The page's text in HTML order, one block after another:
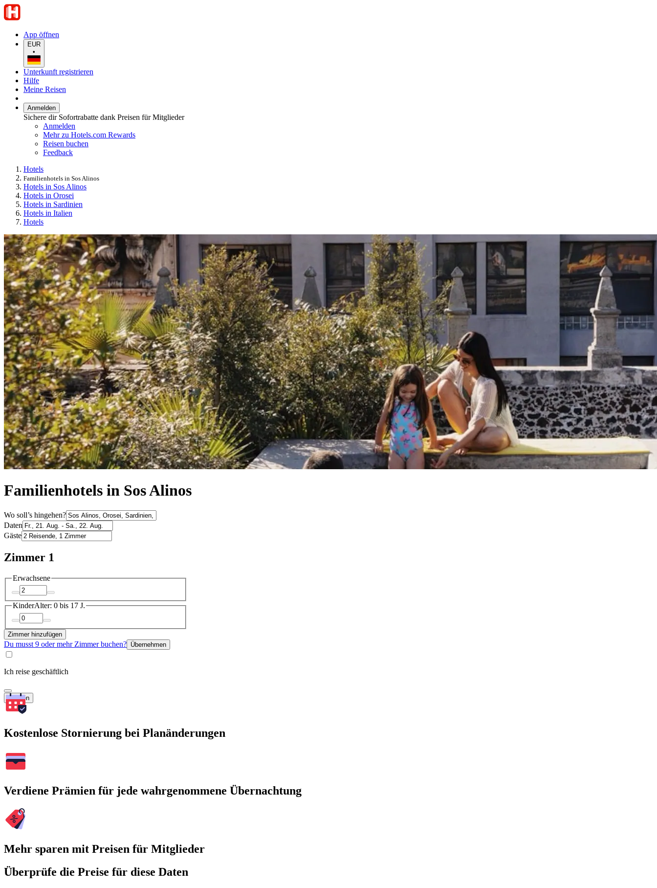
App öffnen
EUR
•
Unterkunft registrieren
Hilfe
Meine Reisen
Anmelden
Sichere dir Sofortrabatte dank Preisen für Mitglieder
Anmelden
Mehr zu Hotels.com Rewards
Reisen buchen
Feedback
Hotels
Familienhotels in Sos Alinos
Hotels in Sos Alinos
Hotels in Orosei
Hotels in Sardinien
Hotels in Italien
Hotels
Familienhotels in Sos Alinos
Wo soll’s hingehen?
Daten
Gäste
Zimmer 1
Erwachsene
KinderAlter: 0 bis 17 J.
Zimmer hinzufügen
Du musst 9 oder mehr Zimmer buchen? Übernehmen
Ich reise geschäftlich
Suchen
Kostenlose Stornierung bei Planänderungen
Verdiene Prämien für jede wahrgenommene Übernachtung
Mehr sparen mit Preisen für Mitglieder
Überprüfe die Preise für diese Daten